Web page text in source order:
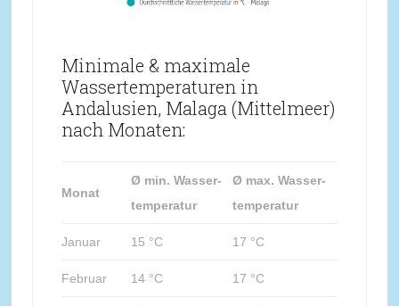
Minimale & maximale
Wassertemperaturen in
Andalusien, Malaga (Mittelmeer)
nach Monaten:
Monat
Ø min. Wasser-
temperatur
Ø max. Wasser-
temperatur
Januar 15 °C 17 °C
Februar 14 °C 17 °C